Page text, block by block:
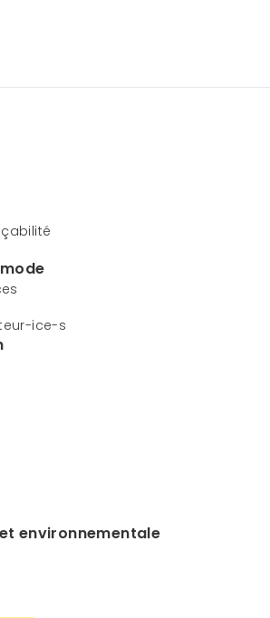
ice-s
environnementale